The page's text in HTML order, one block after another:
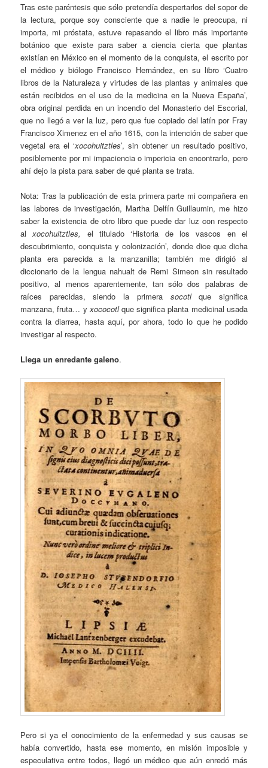
Tras este paréntesis que sólo pretendía despertarlos del sopor de
la lectura, porque soy consciente que a nadie le preocupa, ni
importa, mi próstata, estuve repasando el libro más importante
botánico que existe para saber a ciencia cierta que plantas
existían en México en el momento de la conquista, el escrito por
el médico y biólogo Francisco Hernández, en su libro ‘Cuatro
libros de la Naturaleza y virtudes de las plantas y animales que
están recibidos en el uso de la medicina en la Nueva España’,
obra original perdida en un incendio del Monasterio del Escorial,
que no llegó a ver la luz, pero que fue copiado del latín por Fray
Francisco Ximenez en el año 1615, con la intención de saber que
vegetal era el ‘xocohuitztles’, sin obtener un resultado positivo,
posiblemente por mi impaciencia o impericia en encontrarlo, pero
ahí dejo la pista para saber de qué planta se trata.
Nota: Tras la publicación de esta primera parte mi compañera en
las labores de investigación, Martha Delfín Guillaumin, me hizo
saber la existencia de otro libro que puede dar luz con respecto
alxocohuitztles,
el titulado ‘Historia de los vascos en el
descubrimiento, conquista y colonización’, donde dice que dicha
planta era parecida a la manzanilla; también me dirigió al
diccionario de la lengua nahualt de Remi Simeon sin resultado
positivo, al menos aparentemente, tan sólo dos palabras de
raíces parecidas, siendo la primera socotlque significa
manzana, fruta… y xococotlque significa planta medicinal usada
contra la diarrea, hasta aquí, por ahora, todo lo que he podido
investigar al respecto.
Llega un enredante galeno.
Pero si ya el conocimiento de la enfermedad y sus causas se
había convertido, hasta ese momento, en misión imposible y
especulativa entre todos, llegó un médico que aún enredó más